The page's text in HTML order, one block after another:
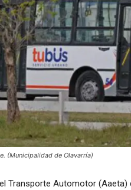
(Municipalidad de Olavarría)
Transporte Automotor